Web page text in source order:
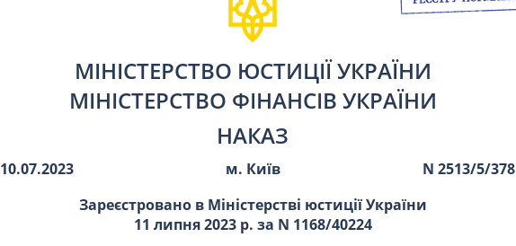
МІНІСТЕРСТВО ЮСТИЦІЇ УКРАЇНИ
МІНІСТЕРСТВО ФІНАНСІВ УКРАЇНИ
НАКАЗ
10.07.2023 м. Київ
N 2513/5/378
Зареєстровано в Міністерстві юстиції України
11 липня 2023 р. за N 1168/40224